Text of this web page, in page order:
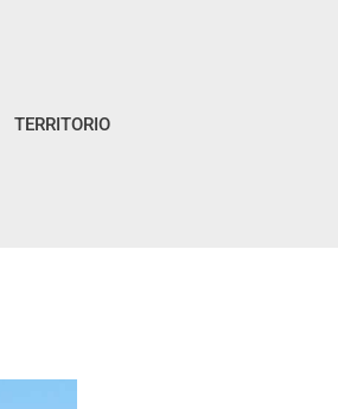
TERRITORIO